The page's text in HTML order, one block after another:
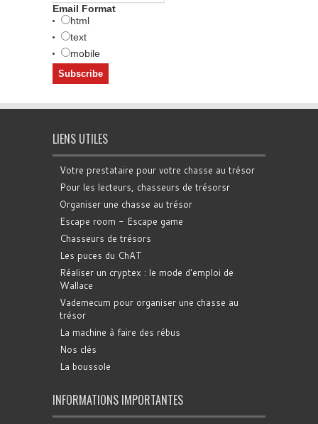
Email Format
html
text
mobile
LIENS UTILES
Votre prestataire pour votre chasse au trésor
Pour les lecteurs, chasseurs de trésorsr
Organiser une chasse au trésor
Escape room - Escape game
Chasseurs de trésors
Les puces du ChAT
Réaliser un cryptex : le mode d'emploi de
Wallace
Vademecum pour organiser une chasse au
trésor
La machine à faire des rébus
Nos clés
La boussole
INFORMATIONS IMPORTANTES